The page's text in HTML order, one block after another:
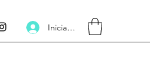
Iniciar sesión